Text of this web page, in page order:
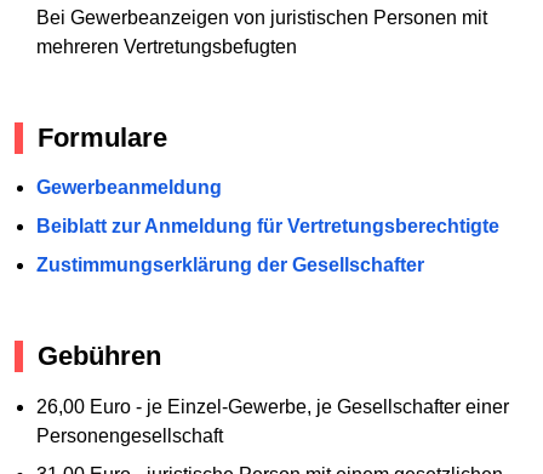
Bei Gewerbeanzeigen von juristischen Personen mit
mehreren Vertretungsbefugten
Formulare
Gewerbeanmeldung
Beiblatt zur Anmeldung für Vertretungsberechtigte
Zustimmungserklärung der Gesellschafter
Gebühren
26,00 Euro - je Einzel-Gewerbe, je Gesellschafter einer
Personengesellschaft